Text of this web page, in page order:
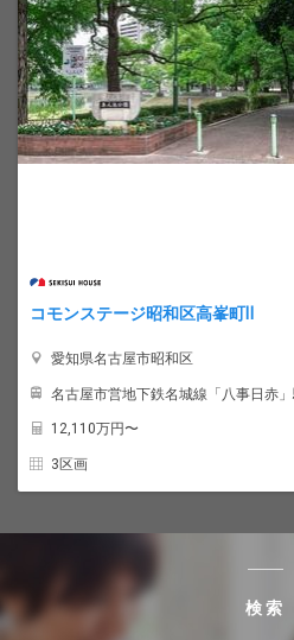
コモンステージ昭和区高峯町Ⅱ
愛知県名古屋市昭和区
名古屋市営地下鉄名城線「八事日赤
12,110万円〜
3区画
検索